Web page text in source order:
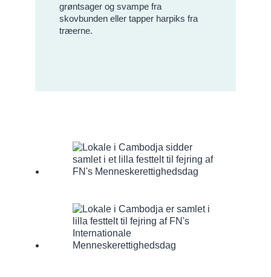
grøntsager og svampe fra
skovbunden eller tapper harpiks fra
træerne.